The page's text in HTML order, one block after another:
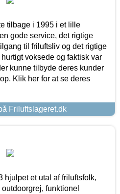
tilbage i 1995 i et lille
gode service, det rigtige
til friluftsliv og det rigtige
voksede og faktisk var
kunne tilbyde deres kunder
Klik her for at se deres
Friluftslageret.dk
hjulpet et utal af friluftsfolk,
funktionel